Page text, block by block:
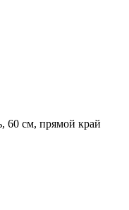
60 см, прямой край